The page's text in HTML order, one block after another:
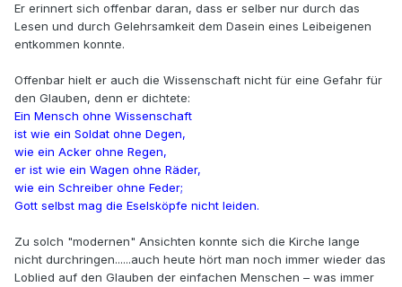
Er erinnert sich offenbar daran, dass er selber nur durch das
Lesen und durch Gelehrsamkeit dem Dasein eines Leibeigenen
entkommen konnte.
Offenbar hielt er auch die Wissenschaft nicht für eine Gefahr für
den Glauben, denn er dichtete:
Ein Mensch ohne Wissenschaft
ist wie ein Soldat ohne Degen,
wie ein Acker ohne Regen,
er ist wie ein Wagen ohne Räder,
wie ein Schreiber ohne Feder;
Gott selbst mag die Eselsköpfe nicht leiden.
Zu solch "modernen" Ansichten konnte sich die Kirche lange
nicht durchringen......auch heute hört man noch immer wieder das
Loblied auf den Glauben der einfachen Menschen – was immer